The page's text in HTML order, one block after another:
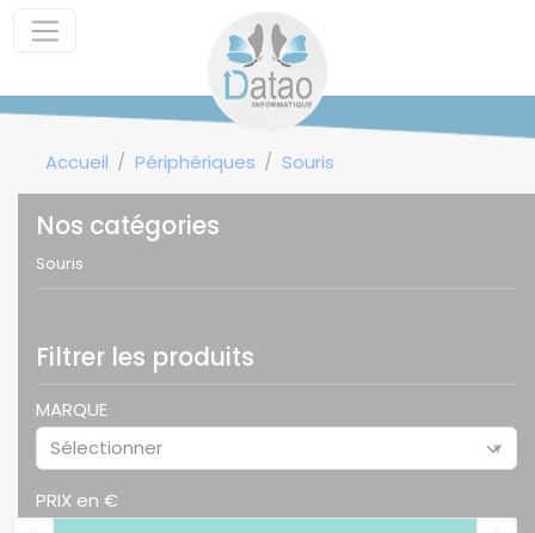
Accueil Périphériques Souris
Nos catégories
Souris
Filtrer les produits
MARQUE
Sélectionner
▾
PRIX en €
Panneau de gestion des cookies